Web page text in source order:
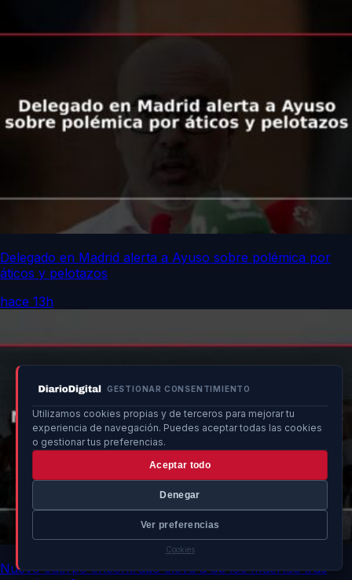
GESTIONAR CONSENTIMIENTO
Utilizamos cookies propias y de terceros para mejorar tu
experiencia de navegación. Puedes aceptar todas las cookies
o gestionar tus preferencias.
Aceptar todo
Denegar
Ver preferencias
Cookies
Delegado en Madrid alerta a Ayuso sobre polémica por
áticos y pelotazos
hace 13h
Nuevo cuerpo encontrado eleva a 83 los muertos tras